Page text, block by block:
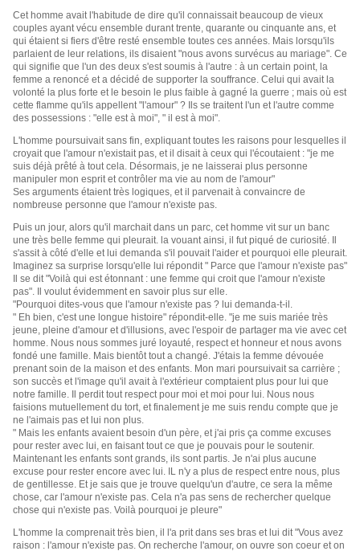
Cet homme avait l'habitude de dire qu'il connaissait beaucoup de vieux
couples ayant vécu ensemble durant trente, quarante ou cinquante ans, et
qui étaient si fiers d'être resté ensemble toutes ces années. Mais lorsqu'ils
parlaient de leur relations, ils disaient "nous avons survécus au mariage". Ce
qui signifie que l'un des deux s'est soumis à l'autre : à un certain point, la
femme a renoncé et a décidé de supporter la souffrance. Celui qui avait la
volonté la plus forte et le besoin le plus faible à gagné la guerre ; mais où est
cette flamme qu'ils appellent "l'amour" ? Ils se traitent l'un et l'autre comme
des possessions : "elle est à moi", " il est à moi".
L'homme poursuivait sans fin, expliquant toutes les raisons pour lesquelles il
croyait que l'amour n'existait pas, et il disait à ceux qui l'écoutaient : "je me
suis déjà prêté à tout cela. Désormais, je ne laisserai plus personne
manipuler mon esprit et contrôler ma vie au nom de l'amour"
Ses arguments étaient très logiques, et il parvenait à convaincre de
nombreuse personne que l'amour n'existe pas.
Puis un jour, alors qu'il marchait dans un parc, cet homme vit sur un banc
une très belle femme qui pleurait. la vouant ainsi, il fut piqué de curiosité. Il
s'assit à côté d'elle et lui demanda s'il pouvait l'aider et pourquoi elle pleurait.
Imaginez sa surprise lorsqu'elle lui répondit " Parce que l'amour n'existe pas"
Il se dit "Voilà qui est étonnant : une femme qui croit que l'amour n'existe
pas". Il voulut évidemment en savoir plus sur elle.
"Pourquoi dites-vous que l'amour n'existe pas ? lui demanda-t-il.
" Eh bien, c'est une longue histoire" répondit-elle. "je me suis mariée très
jeune, pleine d'amour et d'illusions, avec l'espoir de partager ma vie avec cet
homme. Nous nous sommes juré loyauté, respect et honneur et nous avons
fondé une famille. Mais bientôt tout a changé. J'étais la femme dévouée
prenant soin de la maison et des enfants. Mon mari poursuivait sa carrière ;
son succès et l'image qu'il avait à l'extérieur comptaient plus pour lui que
notre famille. Il perdit tout respect pour moi et moi pour lui. Nous nous
faisions mutuellement du tort, et finalement je me suis rendu compte que je
ne l'aimais pas et lui non plus.
" Mais les enfants avaient besoin d'un père, et j'ai pris ça comme excuses
pour rester avec lui, en faisant tout ce que je pouvais pour le soutenir.
Maintenant les enfants sont grands, ils sont partis. Je n'ai plus aucune
excuse pour rester encore avec lui. IL n'y a plus de respect entre nous, plus
de gentillesse. Et je sais que je trouve quelqu'un d'autre, ce sera la même
chose, car l'amour n'existe pas. Cela n'a pas sens de rechercher quelque
chose qui n'existe pas. Voilà pourquoi je pleure"
L'homme la comprenait très bien, il l'a prit dans ses bras et lui dit "Vous avez
raison : l'amour n'existe pas. On recherche l'amour, on ouvre son coeur et on